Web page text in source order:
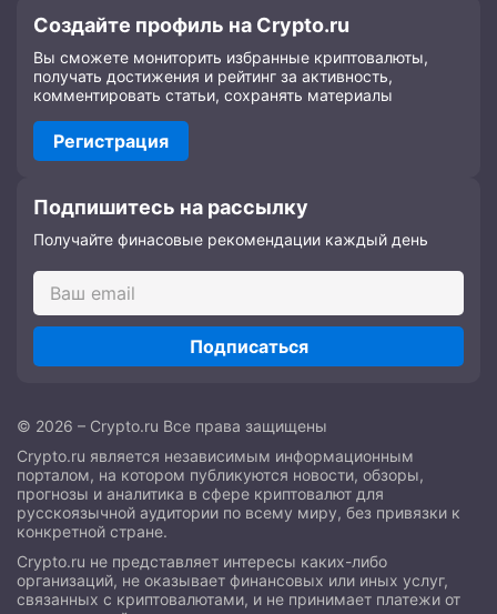
Создайте профиль на Crypto.ru
Вы сможете мониторить избранные криптовалюты,
получать достижения и рейтинг за активность,
комментировать статьи, сохранять материалы
Регистрация
Подпишитесь на рассылку
Получайте финасовые рекомендации каждый день
Подписаться
© 2026 – Crypto.ru Все права защищены
Crypto.ru является независимым информационным
порталом, на котором публикуются новости, обзоры,
прогнозы и аналитика в сфере криптовалют для
русскоязычной аудитории по всему миру, без привязки к
конкретной стране.
Crypto.ru не представляет интересы каких-либо
организаций, не оказывает финансовых или иных услуг,
связанных с криптовалютами, и не принимает платежи от